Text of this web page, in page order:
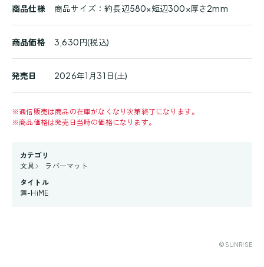
品
詳
細
商品仕様 商品サイズ：約長辺580×短辺300×厚さ2mm
商品価格 3,630円(税込)
発売日 2026年1月31日(土)
※通信販売は商品の在庫がなくなり次第終了になります。
※商品価格は発売日当時の価格になります。
カテゴリ
文具
ラバーマット
タイトル
舞-HiME
©SUNRISE